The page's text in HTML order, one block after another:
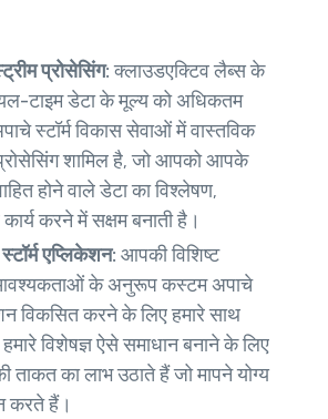
प्रोसेसिंग:क्लाउडएक्टिव लैब्स के
टाइम डेटा के मूल्य को अधिकतम
स्टॉर्म विकास सेवाओं में वास्तविक
शामिल है, जो आपको आपके
होने वाले डेटा का विश्लेषण,
करने में सक्षम बनाती है।
एप्लिकेशन: आपकी विशिष्ट
आवश्यकताओं के अनुरूप कस्टम अपाचे
विकसित करने के लिए हमारे साथ
हमारे विशेषज्ञ ऐसे समाधान बनाने के लिए
ताकत का लाभ उठाते हैं जो मापने योग्य
करते हैं।